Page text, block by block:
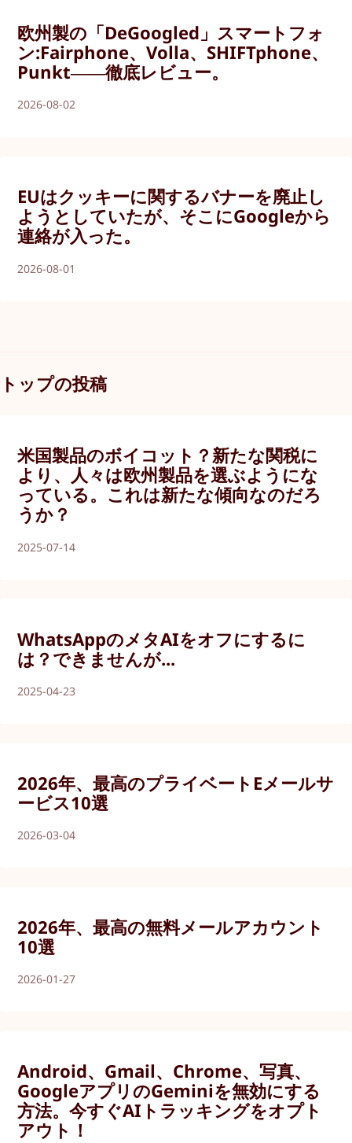
欧州製の「DeGoogled」スマートフォ
ン:Fairphone、Volla、SHIFTphone、
Punkt――徹底レビュー。
2026-08-02
EUはクッキーに関するバナーを廃止し
ようとしていたが、そこにGoogleから
連絡が入った。
2026-08-01
トップの投稿
米国製品のボイコット？新たな関税に
より、人々は欧州製品を選ぶようにな
っている。これは新たな傾向なのだろ
うか？
2025-07-14
WhatsAppのメタAIをオフにするに
は？できませんが...
2025-04-23
2026年、最高のプライベートEメールサ
ービス10選
2026-03-04
2026年、最高の無料メールアカウント
10選
2026-01-27
Android、Gmail、Chrome、写真、
GoogleアプリのGeminiを無効にする
方法。今すぐAIトラッキングをオプト
アウト！